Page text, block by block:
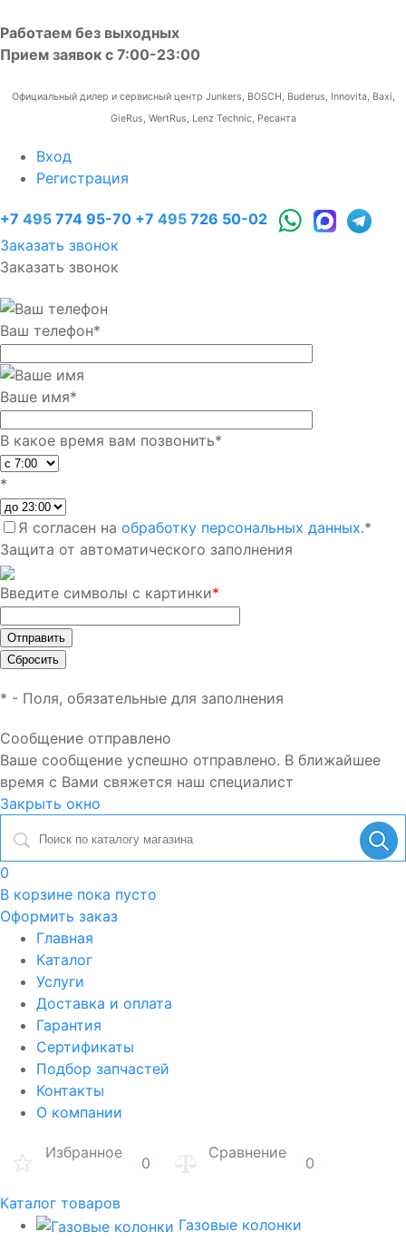
Работаем без выходных
Прием заявок с 7:00-23:00
Официальный дилер и сервисный центр Junkers, BOSCH, Buderus, Innovita, Baxi,
GieRus, WertRus, Lenz Technic, Ресанта
Вход
Регистрация
+7 495 774 95-70 +7 495 726 50-02
Заказать звонок
Заказать звонок
Ваш телефон*
Ваше имя*
В какое время вам позвонить*
*
Я согласен на обработку персональных данных.*
Защита от автоматического заполнения
Введите символы с картинки*
* - Поля, обязательные для заполнения
Сообщение отправлено
Ваше сообщение успешно отправлено. В ближайшее
время с Вами свяжется наш специалист
Закрыть окно
0
В корзине пока пусто
Оформить заказ
Главная
Каталог
Услуги
Доставка и оплата
Гарантия
Сертификаты
Подбор запчастей
Контакты
О компании
Избранное
0
Сравнение
0
Каталог товаров
Газовые колонки